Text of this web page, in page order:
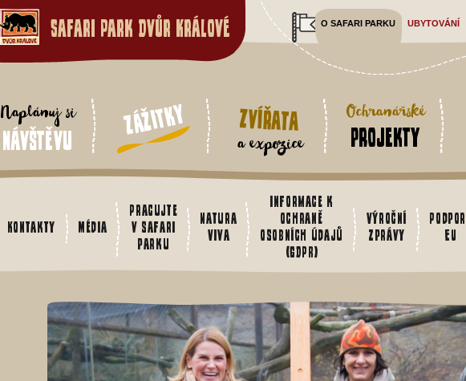
Safari Park Dvůr Králové
Naplánuj si
návštěvu
Zážitky Zvířata
a expozice
Ochranářské
projekty
O SAFARI PARKU UBYTOVÁNÍ
Kontakty Média
Pracujte
v safari
parku
Natura
Viva
Informace k
ochraně
osobních údajů
(GDPR)
Výroční
zprávy
EU